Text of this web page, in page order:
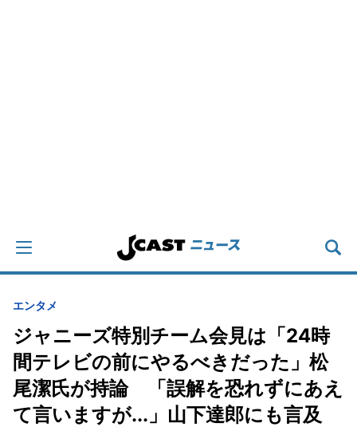
エンタメ
ジャニーズ特別チーム会見は「24時
間テレビの前にやるべきだった」松
尾潔氏が持論 「誤解を恐れずにあえ
て言いますが...」山下達郎にも言及